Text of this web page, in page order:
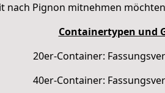
nach Pignon mitnehmen
Containertypen und
20er-Container:
40er-Container: